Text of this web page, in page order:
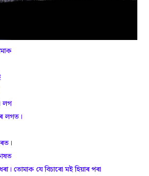
লগ
লগত।
তোমাক যে বিচাৰো মই হিয়াৰ পৰা